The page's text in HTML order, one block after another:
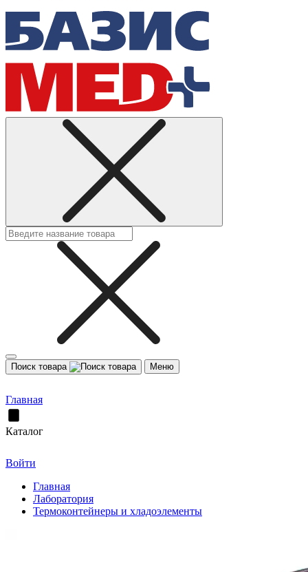
Поиск товара Меню
Главная
Каталог
Войти
Главная
Лаборатория
Термоконтейнеры и хладоэлементы